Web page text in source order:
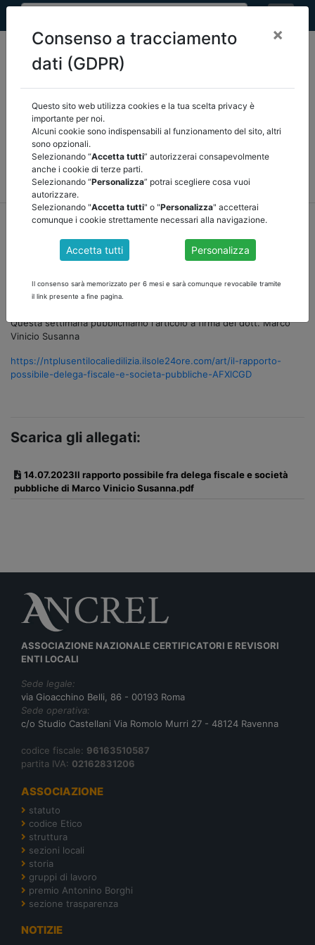
Seleziona una categoria:
COMUNICAZIONI
RASSEGNA STAMPA VEDI TUTTE
home notizie articoli ancrel/torna indietro
E SOCIETÀ PUBBLICHE di Marco Vinicio
Susanna
Questa settimana pubblichiamo l'articolo a firma del dott. Marco
Vinicio Susanna
https://ntplusentilocaliedilizia.ilsole24ore.com/art/il-rapporto-
possibile-delega-fiscale-e-societa-pubbliche-AFXlCGD
Scarica gli allegati:
14.07.2023Il rapporto possibile fra delega fiscale e società
pubbliche di Marco Vinicio Susanna.pdf
ASSOCIAZIONE NAZIONALE CERTIFICATORI E REVISORI
ENTI LOCALI
Sede legale:
via Gioacchino Belli, 86 - 00193 Roma
Sede operativa:
c/o Studio Castellani Via Romolo Murri 27 - 48124 Ravenna
codice fiscale: 96163510587
partita IVA: 02162831206
ASSOCIAZIONE
statuto
codice Etico
struttura
sezioni locali
storia
gruppi di lavoro
premio Antonino Borghi
sezione trasparenza
NOTIZIE
Consenso a tracciamento
dati (GDPR)
×
Questo sito web utilizza cookies e la tua scelta privacy è
importante per noi.
Alcuni cookie sono indispensabili al funzionamento del sito, altri
sono opzionali.
Selezionando “Accetta tutti” autorizzerai consapevolmente
anche i cookie di terze parti.
Selezionando “Personalizza” potrai scegliere cosa vuoi
autorizzare.
Selezionando "Accetta tutti" o "Personalizza" accetterai
comunque i cookie strettamente necessari alla navigazione.
Accetta tutti Personalizza
Il consenso sarà memorizzato per 6 mesi e sarà comunque revocabile tramite
il link presente a fine pagina.